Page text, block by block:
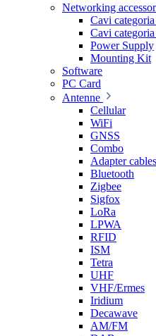
Networking
Cavi
Cavi
Power Supply
Mounting Kit
Software
PC Card
Antenne
Cellular
WiFi
GNSS
Combo
Adapter cables
Bluetooth
Zigbee
Sigfox
LoRa
LPWA
RFID
ISM
Tetra
UHF
VHF/Ermes
Iridium
Decawave
AM/FM